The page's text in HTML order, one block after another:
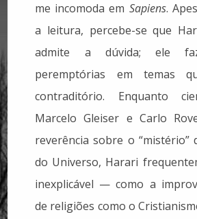
me incomoda em Sapiens.
a leitura, percebe-se que
admite a dúvida; ele
peremptórias em temas
contraditório. Enquanto
Marcelo Gleiser e Carlo
reverência sobre o “mistério”
do Universo, Harari
inexplicável — como a
de religiões como o